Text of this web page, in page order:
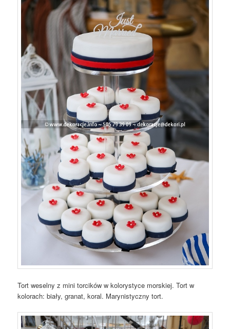
Tort weselny z mini torcików w kolorystyce morskiej. Tort w
kolorach: biały, granat, koral. Marynistyczny tort.